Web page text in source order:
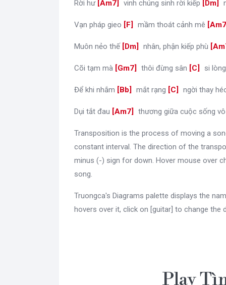
Rời hư [Am7 vinh chúng sinh rời kiếp [Dm
Vạn pháp gieo [F mầm thoát cảnh mê [Am7
Muôn nẻo thế [Dm nhân, phận kiếp phù [
Cõi tạm mà [Gm7 thôi đừng sân [C si
Để khi nhắm [Bb mắt rạng [C ngời thay
Dụi tắt đau [Am7 thương giữa cuộc sống
Transposition is the process of moving a
constant interval. The direction of the
minus (-) sign for down. Hover mouse over
song.
Truongca's Diagrams palette displays the
hovers over it, click on [guitar] to change the
Play